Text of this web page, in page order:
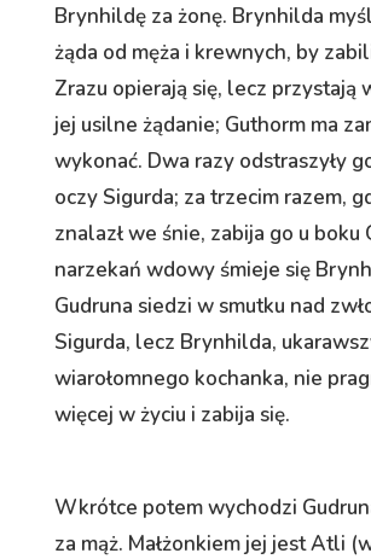
Brynhildę za żonę. Brynhilda
żąda od męża i krewnych, by
Zrazu opierają się, lecz przystają
jej usilne żądanie; Guthorm ma
wykonać. Dwa razy odstraszyły
oczy Sigurda; za trzecim razem,
znalazł we śnie, zabija go u boku
narzekań wdowy śmieje się
Gudruna siedzi w smutku nad
Sigurda, lecz Brynhilda,
wiarołomnego kochanka, nie
więcej w życiu i zabija się.
Wkrótce potem wychodzi
za mąż. Małżonkiem jej jest Atli